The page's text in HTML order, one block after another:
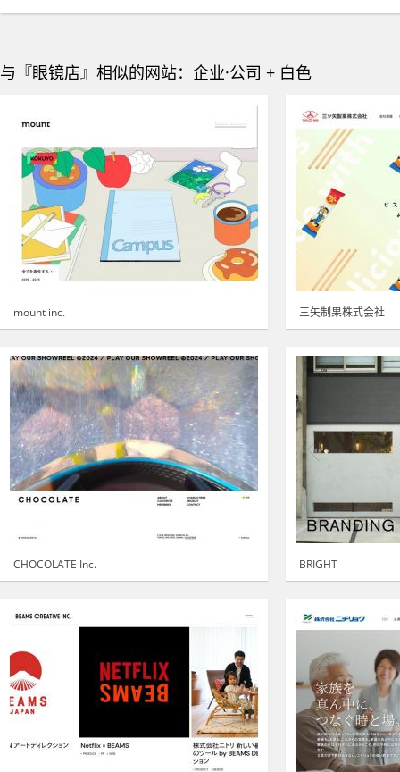
与『眼镜店』相似的网站：企业·公司 + 白色
mount inc. 三矢制果株式会社
CHOCOLATE Inc. BRIGHT